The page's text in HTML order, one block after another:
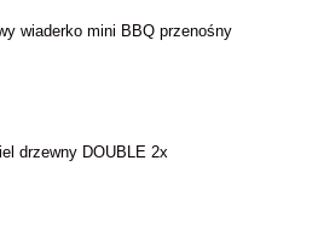
wiaderko mini BBQ przenośny
drzewny DOUBLE 2x